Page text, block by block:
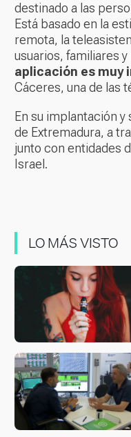
destinado a las
Está basado en la
remota, la
usuarios, familiares
aplicación es muy
Cáceres, una de las
En su implantación
de Extremadura, a
junto con entidades
Israel.
LO MÁS VISTO